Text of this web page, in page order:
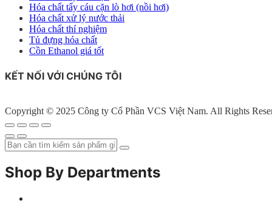
Hóa chất tẩy cáu cặn lò hơi (nồi hơi)
Hóa chất xử lý nước thải
Hóa chất thí nghiệm
Tủ đựng hóa chất
Cồn Ethanol giá tốt
KẾT NỐI VỚI CHÚNG TÔI
Copyright © 2025 Công ty Cổ Phần VCS Việt Nam. All Rights
Shop By Departments